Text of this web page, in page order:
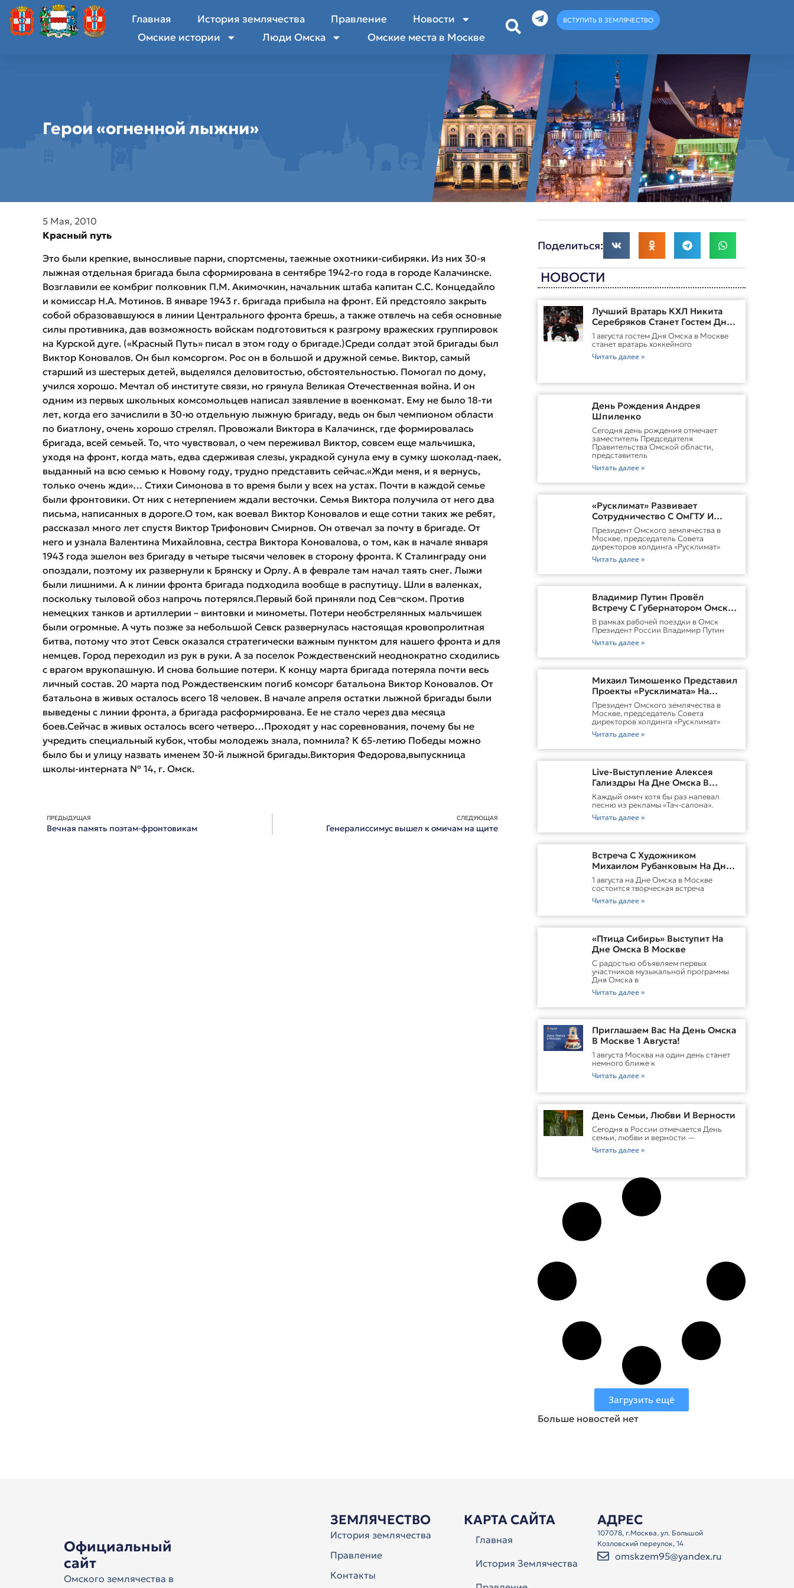
Главная История землячества Правление
Новости
Омские истории
Люди Омска Омские места в Москве
ВСТУПИТЬ В ЗЕМЛЯЧЕСТВО
Герои «огненной лыжни»
5 Мая, 2010
Красный путь
Это были крепкие, выносливые парни, спортсмены, таежные охотники-сибиряки. Из них 30-я
лыжная отдельная бригада была сформирована в сентябре 1942-го года в городе Калачинске.
Возглавили ее комбриг полковник П.М. Акимочкин, начальник штаба капитан С.С. Концедайло
и комиссар Н.А. Мотинов. В январе 1943 г. бригада прибыла на фронт. Ей предстояло закрыть
собой образовавшуюся в линии Центрального фронта брешь, а также отвлечь на себя основные
силы противника, дав возможность войскам подготовиться к разгрому вражеских группировок
на Курской дуге. («Красный Путь» писал в этом году о бригаде.)Среди солдат этой бригады был
Виктор Коновалов. Он был комсоргом. Рос он в большой и дружной семье. Виктор, самый
старший из шестерых детей, выделялся деловитостью, обстоятельностью. Помогал по дому,
учился хорошо. Мечтал об институте связи, но грянула Великая Отечественная война. И он
одним из первых школьных комсомольцев написал заявление в военкомат. Ему не было 18-ти
лет, когда его зачислили в 30-ю отдельную лыжную бригаду, ведь он был чемпионом области
по биатлону, очень хорошо стрелял. Провожали Виктора в Калачинск, где формировалась
бригада, всей семьей. То, что чувствовал, о чем переживал Виктор, совсем еще мальчишка,
уходя на фронт, когда мать, едва сдерживая слезы, украдкой сунула ему в сумку шоколад-паек,
выданный на всю семью к Новому году, трудно представить сейчас.«Жди меня, и я вернусь,
только очень жди»… Стихи Симонова в то время были у всех на устах. Почти в каждой семье
были фронтовики. От них с нетерпением ждали весточки. Семья Виктора получила от него два
письма, написанных в дороге.О том, как воевал Виктор Коновалов и еще сотни таких же ребят,
рассказал много лет спустя Виктор Трифонович Смирнов. Он отвечал за почту в бригаде. От
него и узнала Валентина Михайловна, сестра Виктора Коновалова, о том, как в начале января
1943 года эшелон вез бригаду в четыре тысячи человек в сторону фронта. К Сталинграду они
опоздали, поэтому их развернули к Брянску и Орлу. А в феврале там начал таять снег. Лыжи
были лишними. А к линии фронта бригада подходила вообще в распутицу. Шли в валенках,
поскольку тыловой обоз напрочь потерялся.Первый бой приняли под Сев¬ском. Против
немецких танков и артиллерии – винтовки и минометы. Потери необстрелянных мальчишек
были огромные. А чуть позже за небольшой Севск развернулась настоящая кровопролитная
битва, потому что этот Севск оказался стратегически важным пунктом для нашего фронта и для
немцев. Город переходил из рук в руки. А за поселок Рождественский неоднократно сходились
с врагом врукопашную. И снова большие потери. К концу марта бригада потеряла почти весь
личный состав. 20 марта под Рождественским погиб комсорг батальона Виктор Коновалов. От
батальона в живых осталось всего 18 человек. В начале апреля остатки лыжной бригады были
выведены с линии фронта, а бригада расформирована. Ее не стало через два месяца
боев.Сейчас в живых осталось всего четверо…Проходят у нас соревнования, почему бы не
учредить специальный кубок, чтобы молодежь знала, помнила? К 65-летию Победы можно
было бы и улицу назвать именем 30-й лыжной бригады.Виктория Федорова,выпускница
школы-интерната № 14, г. Омск.
ПРЕДЫДУЩАЯ
Вечная память поэтам-фронтовикам
СЛЕДУЮЩАЯ
Генералиссимус вышел к омичам на щите
Поделиться:
НОВОСТИ
Лучший Вратарь КХЛ Никита
Серебряков Станет Гостем Дня
Омска В Москве
1 августа гостем Дня Омска в Москве
станет вратарь хоккейного
Читать далее »
День Рождения Андрея
Шпиленко
Cегодня день рождения отмечает
заместитель Председателя
Правительства Омской области,
представитель
Читать далее »
«Русклимат» Развивает
Сотрудничество С ОмГТУ И
Участвует В Обновлении
Городской Среды Омска
Президент Омского землячества в
Москве, председатель Совета
директоров холдинга «Русклимат»
Читать далее »
Владимир Путин Провёл
Встречу С Губернатором Омской
Области Виталием
ХоценкоИсточник
В рамках рабочей поездки в Омск
Президент России Владимир Путин
Читать далее »
Михаил Тимошенко Представил
Проекты «Русклимата» На
Форуме России И Казахстана
Президент Омского землячества в
Москве, председатель Совета
директоров холдинга «Русклимат»
Читать далее »
Live-Выступление Алексея
Гализдры На Дне Омска В
Москве
Каждый омич хотя бы раз напевал
песню из рекламы «Тач-салона».
Читать далее »
Встреча С Художником
Михаилом Рубанковым На Дне
Омска В Москве
1 августа на Дне Омска в Москве
состоится творческая встреча
Читать далее »
«Птица Сибирь» Выступит На
Дне Омска В Москве
С радостью объявляем первых
участников музыкальной программы
Дня Омска в
Читать далее »
Приглашаем Вас На День Омска
В Москве 1 Августа!
1 августа Москва на один день станет
немного ближе к
Читать далее »
День Семьи, Любви И Верности
Сегодня в России отмечается День
семьи, любви и верности —
Читать далее »
Загрузить ещё
Больше новостей нет
Официальный
сайт
Омского землячества в
ЗЕМЛЯЧЕСТВО
История землячества
Правление
Контакты
КАРТА САЙТА
Главная
История Землячества
АДРЕС
107078, г.Москва. ул. Большой
Козловский переулок, 14
omskzem95@yandex.ru